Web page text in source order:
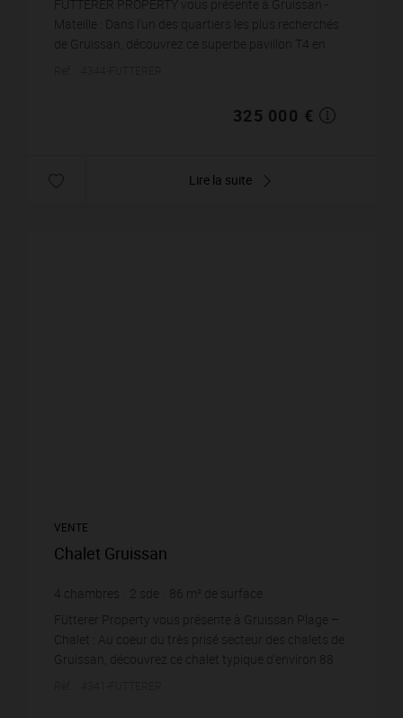
FÜTTERER PROPERTY vous présente à Gruissan -
Mateille : Dans l'un des quartiers les plus recherchés
de Gruissan, découvrez ce superbe pavillon T4 en
325 000 €
Lire la suite
VENTE
Chalet Gruissan
4 chambres 2 sde 86 m² de surface
m² de terrain prix / m²
Fütterer Property vous présente à Gruissan Plage –
Chalet : Au coeur du très prisé secteur des chalets de
Gruissan, découvrez ce chalet typique d'environ 88